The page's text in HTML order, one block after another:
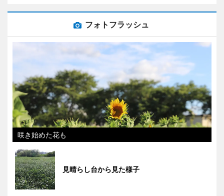
フォトフラッシュ
咲き始めた花も
見晴らし台から見た様子